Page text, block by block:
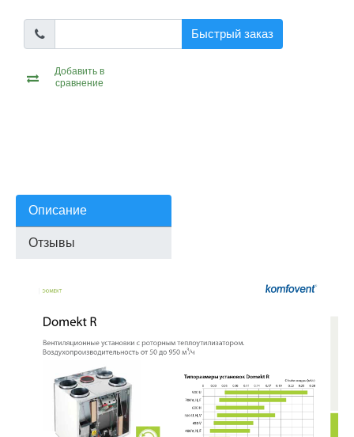
Быстрый заказ
Добавить в
сравнение
Описание
Отзывы